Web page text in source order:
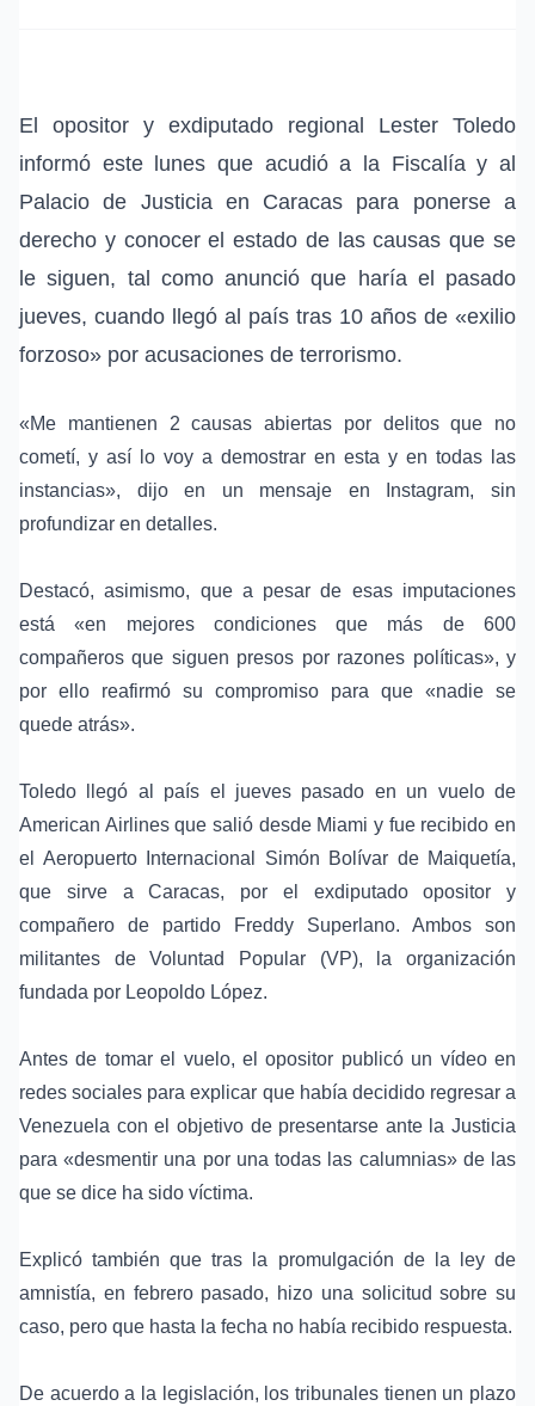
El opositor y exdiputado regional Lester Toledo
informó este lunes que acudió a la Fiscalíay al
Palacio de Justicia en Caracas para ponerse a
derecho y conocer el estado de las causas que se
le siguen, tal como anunció que haría el pasado
jueves, cuando llegó al país tras 10 años de «exilio
forzoso» por acusaciones de terrorismo.
«Me mantienen 2 causas abiertas por delitos que no
cometí, y así lo voy a demostrar en esta y en todas las
instancias», dijo en un mensaje en Instagram, sin
profundizar en detalles.
Destacó, asimismo, que a pesar de esas imputaciones
está «en mejores condiciones que más de 600
compañeros que siguen presos por razones políticas», y
por ello reafirmó su compromiso para que «nadie se
quede atrás».
Toledo llegó al país el jueves pasado en un vuelo de
American Airlines que salió desde Miami y fue recibido en
el Aeropuerto Internacional Simón Bolívar de Maiquetía,
que sirve a Caracas, por el exdiputado opositor y
compañero de partido Freddy Superlano. Ambos son
militantes de Voluntad Popular (VP), la organización
fundada por Leopoldo López.
Antes de tomar el vuelo, el opositor publicó un vídeo en
redes sociales para explicar que había decidido regresar a
Venezuela con el objetivo de presentarse ante la Justicia
para «desmentir una por una todas las calumnias» de las
que se dice ha sido víctima.
Explicó también que tras la promulgación de la
ley de
amnistía, en febrero pasado, hizo una solicitud sobre su
caso, pero que hasta la fecha no había recibido respuesta.
De acuerdo a la legislación, los tribunales tienen un plazo